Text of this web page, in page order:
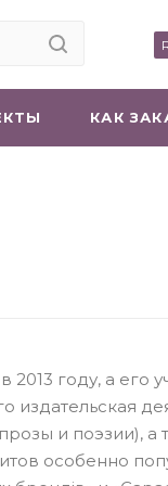
КАК
2013 году, а его
издательская
и поэзии),
особенно